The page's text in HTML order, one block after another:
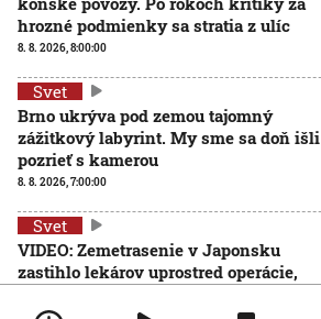
hrozné podmienky sa stratia z ulíc
8. 8. 2026, 8:00:00
Svet
Brno ukrýva pod zemou tajomný
zážitkový labyrint. My sme sa doň išli
pozrieť s kamerou
8. 8. 2026, 7:00:00
Svet
VIDEO: Zemetrasenie v Japonsku
zastihlo lekárov uprostred operácie,
7. 8. 2026, 15:01:59